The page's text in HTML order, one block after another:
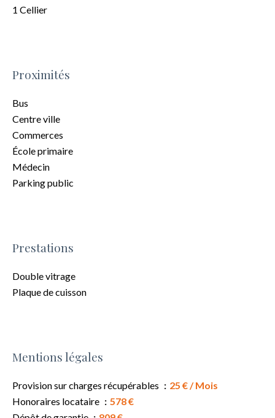
1 Cellier
Proximités
Bus
Centre ville
Commerces
École primaire
Médecin
Parking public
Prestations
Double vitrage
Plaque de cuisson
Mentions légales
Provision sur charges récupérables
25 € / Mois
Honoraires locataire
578 €